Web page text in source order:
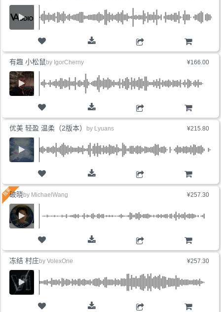
购物车
¥166.00
购物车
有趣 小松鼠 by IgorCherny
¥215.80
购物车
优美 轻盈 温柔（2版本） by Lyuans
¥257.30
购物车
破晓by MichaelWang
¥257.30
冻结 村庄by VolexOne